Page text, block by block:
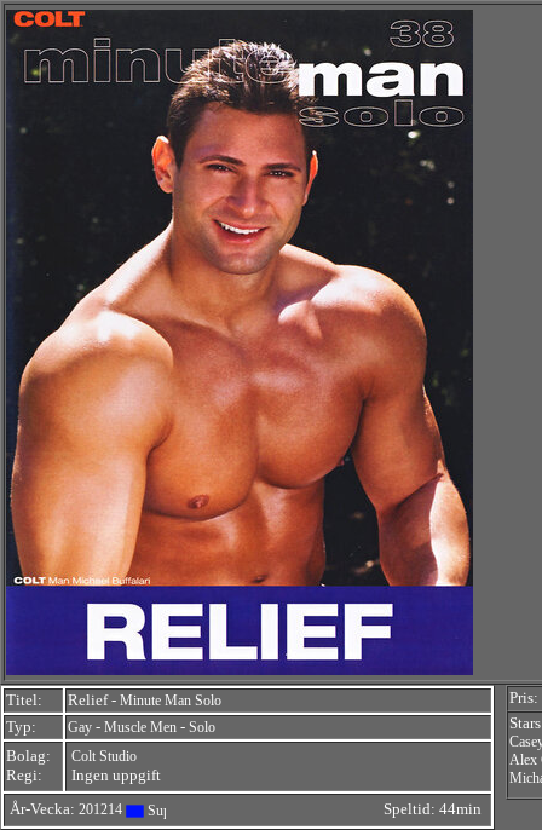
Titel: Relief - Minute Man Solo
Typ: Gay - Muscle Men - Solo
Bolag:
Regi:
Colt Studio
Ingen uppgift
År-Vecka: 201214 Speltid: 44min
Alex